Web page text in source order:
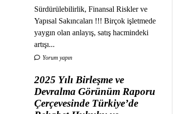
Sürdürülebilirlik, Finansal Riskler ve
Yapısal Sakıncaları !!! Birçok işletmede
yaygın olan anlayış, satış hacmindeki
artışı...
Yorum yapın
2025 Yılı Birleşme ve
Devralma Görünüm Raporu
Çerçevesinde Türkiye’de